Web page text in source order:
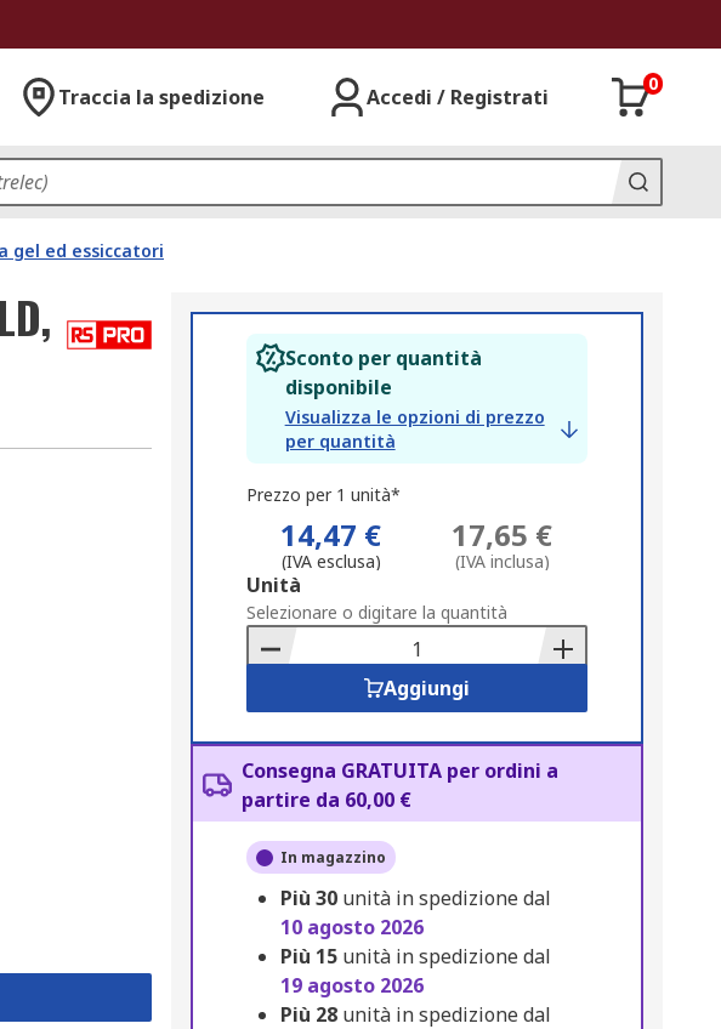
Traccia la spedizione Accedi / Registrati
0
gel ed essiccatori
Sconto per quantità
disponibile
Visualizza le opzioni di prezzo
per quantità
Prezzo per 1 unità*
14,47 €
(IVA esclusa)
17,65 €
(IVA inclusa)
Add
to
Basket
Unità
Selezionare o digitare la quantità
Aggiungi
Consegna GRATUITA per ordini a
partire da 60,00 €
In magazzino
Più 30 unità in spedizione dal
10 agosto 2026
Più 15 unità in spedizione dal
19 agosto 2026
Più 28 unità in spedizione dal